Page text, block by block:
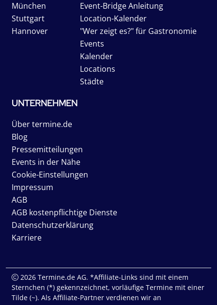
München
Stuttgart
Hannover
Event-Bridge Anleitung
Location-Kalender
"Wer zeigt es?" für Gastronomie
Events
Kalender
Locations
Städte
UNTERNEHMEN
Über termine.de
Blog
Pressemitteilungen
Events in der Nähe
Cookie-Einstellungen
Impressum
AGB
AGB kostenpflichtige Dienste
Datenschutzerklärung
Karriere
2026 Termine.de AG. *Affiliate-Links sind mit einem
Sternchen (*) gekennzeichnet, vorläufige Termine mit einer
Tilde (~). Als Affiliate-Partner verdienen wir an